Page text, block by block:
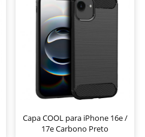
Capa COOL para iPhone 16e /
17e Carbono Preto